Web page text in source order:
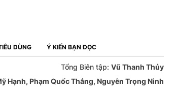
DÙNG Ý KIẾN BẠN ĐỌC
Tổng Biên tập: Vũ Thanh Thủy
Hạnh, Phạm Quốc Thắng, Nguyễn Trọng Ninh